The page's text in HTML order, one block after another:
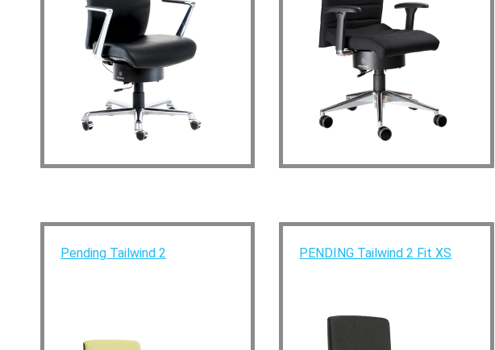
Pending Tailwind 2 PENDING Tailwind 2 Fit XS